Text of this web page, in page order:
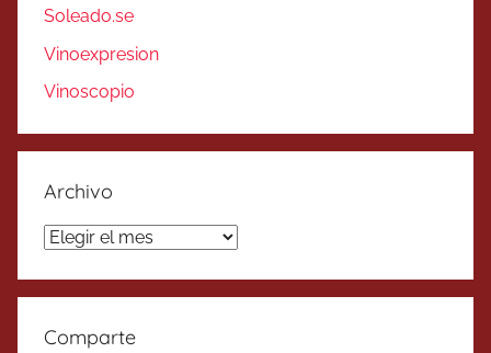
Soleado.se
Vinoexpresion
Vinoscopio
Archivo
Archivo
Comparte